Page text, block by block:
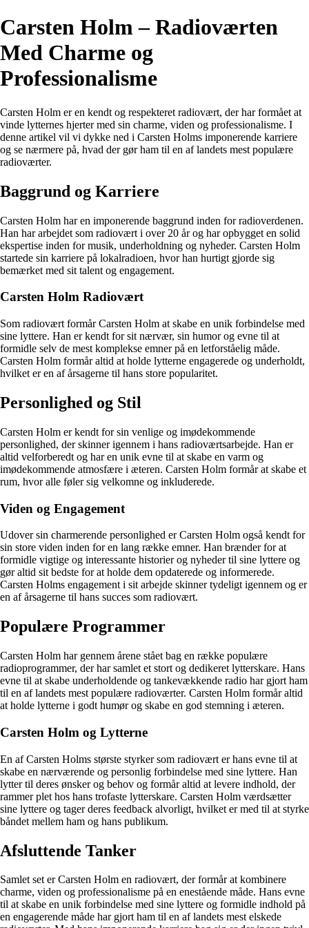
Carsten Holm – Radioværten
Med Charme og
Professionalisme
Carsten Holm er en kendt og respekteret radiovært, der har formået at
vinde lytternes hjerter med sin charme, viden og professionalisme. I
denne artikel vil vi dykke ned i Carsten Holms imponerende karriere
og se nærmere på, hvad der gør ham til en af landets mest populære
radioværter.
Baggrund og Karriere
Carsten Holm har en imponerende baggrund inden for radioverdenen.
Han har arbejdet som radiovært i over 20 år og har opbygget en solid
ekspertise inden for musik, underholdning og nyheder. Carsten Holm
startede sin karriere på lokalradioen, hvor han hurtigt gjorde sig
bemærket med sit talent og engagement.
Carsten Holm Radiovært
Som radiovært formår Carsten Holm at skabe en unik forbindelse med
sine lyttere. Han er kendt for sit nærvær, sin humor og evne til at
formidle selv de mest komplekse emner på en letforståelig måde.
Carsten Holm formår altid at holde lytterne engagerede og underholdt,
hvilket er en af årsagerne til hans store popularitet.
Personlighed og Stil
Carsten Holm er kendt for sin venlige og imødekommende
personlighed, der skinner igennem i hans radioværtsarbejde. Han er
altid velforberedt og har en unik evne til at skabe en varm og
imødekommende atmosfære i æteren. Carsten Holm formår at skabe et
rum, hvor alle føler sig velkomne og inkluderede.
Viden og Engagement
Udover sin charmerende personlighed er Carsten Holm også kendt for
sin store viden inden for en lang række emner. Han brænder for at
formidle vigtige og interessante historier og nyheder til sine lyttere og
gør altid sit bedste for at holde dem opdaterede og informerede.
Carsten Holms engagement i sit arbejde skinner tydeligt igennem og er
en af årsagerne til hans succes som radiovært.
Populære Programmer
Carsten Holm har gennem årene stået bag en række populære
radioprogrammer, der har samlet et stort og dedikeret lytterskare. Hans
evne til at skabe underholdende og tankevækkende radio har gjort ham
til en af landets mest populære radioværter. Carsten Holm formår altid
at holde lytterne i godt humør og skabe en god stemning i æteren.
Carsten Holm og Lytterne
En af Carsten Holms største styrker som radiovært er hans evne til at
skabe en nærværende og personlig forbindelse med sine lyttere. Han
lytter til deres ønsker og behov og formår altid at levere indhold, der
rammer plet hos hans trofaste lytterskare. Carsten Holm værdsætter
sine lyttere og tager deres feedback alvorligt, hvilket er med til at styrke
båndet mellem ham og hans publikum.
Afsluttende Tanker
Samlet set er Carsten Holm en radiovært, der formår at kombinere
charme, viden og professionalisme på en enestående måde. Hans evne
til at skabe en unik forbindelse med sine lyttere og formidle indhold på
en engagerende måde har gjort ham til en af landets mest elskede